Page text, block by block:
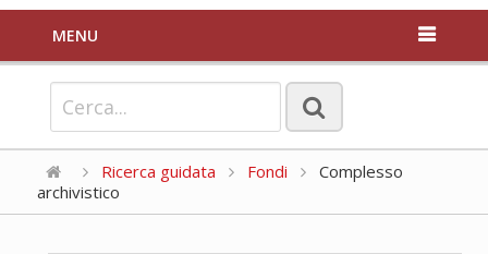
MENU
Ricerca guidata Fondi
Complesso
archivistico